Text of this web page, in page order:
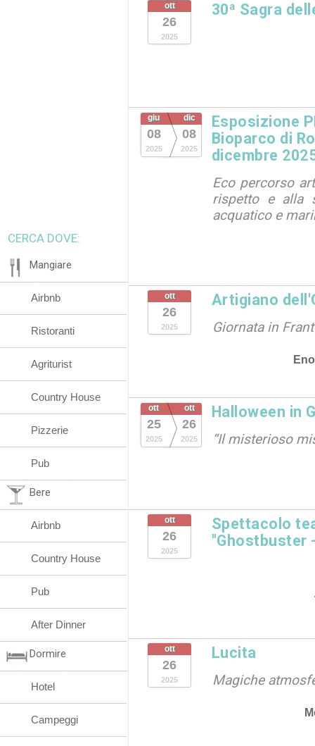
ott
26
2025
30ª Sagra
giu
08
2025
dic
08
2025
Esposizione
Bioparco di
dicembre
Eco percorso
rispetto e alla
acquatico e
ott
26
2025
Artigiano
Giornata in
ott
25
2025
ott
26
2025
Halloween in
“Il misterioso
ott
26
2025
Spettacolo
"Ghostbuster
ott
26
2025
Lucita
Magiche
CERCA DOVE:
Mangiare
Airbnb
Ristoranti
Agriturist
Country House
Pizzerie
Pub
Bere
Airbnb
Country House
Pub
After Dinner
Dormire
Hotel
Campeggi